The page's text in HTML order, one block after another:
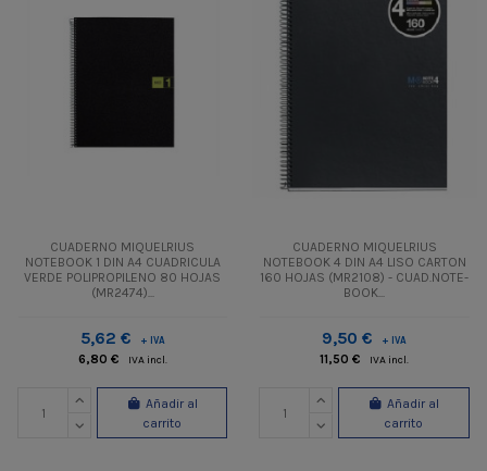
CUADERNO MIQUELRIUS
NOTEBOOK 1 DIN A4 CUADRICULA
VERDE POLIPROPILENO 80 HOJAS
(MR2474)...
5,62 € + IVA
6,80 € IVA incl.
Añadir al
carrito
CUADERNO MIQUELRIUS
NOTEBOOK 4 DIN A4 LISO CARTON
160 HOJAS (MR2108) - CUAD.NOTE-
BOOK...
9,50 € + IVA
11,50 € IVA incl.
Añadir al
carrito